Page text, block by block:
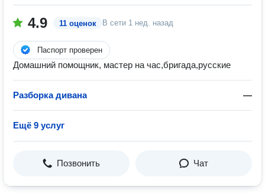
4.9 11 оценок В сети 1 нед. назад
Паспорт проверен
Домашний помощник, мастер на час,бригада,русские
Разборка дивана —
Ещё 9 услуг
Позвонить Чат